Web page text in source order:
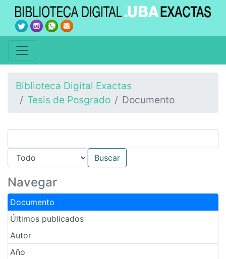
Biblioteca Digital Exactas
Tesis de Posgrado
Documento
Navegar
Documento
Últimos publicados
Autor
Año